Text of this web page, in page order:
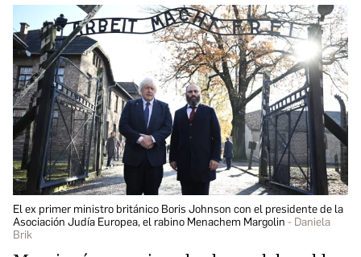
El ex primer ministro británico Boris Johnson con el presidente de la
Asociación Judía Europea, el rabino Menachem Margolin
Daniela
Brik